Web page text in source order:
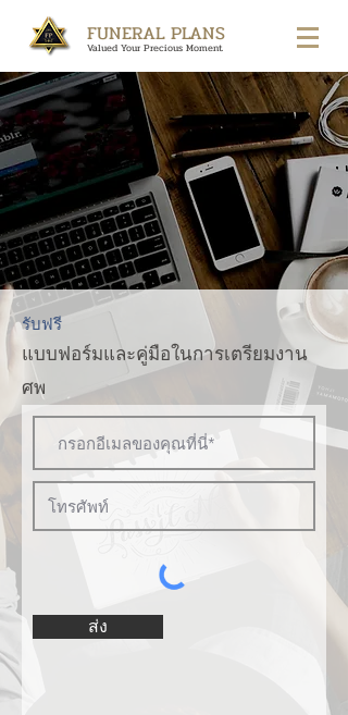
FUNERAL PLANS
Valued Your Precious Moment
รับฟรี
แบบฟอร์มและคู่มือในการเตรียมงาน
ศพ
ส่ง